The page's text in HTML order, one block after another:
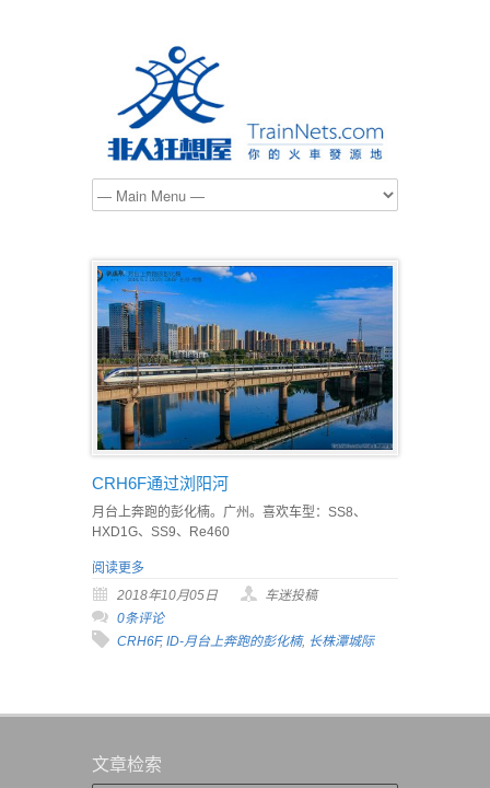
CRH6F通过浏阳河
月台上奔跑的彭化楠。广州。喜欢车型：SS8、
HXD1G、SS9、Re460
阅读更多
2018年10月05日
车迷投稿
0条评论
CRH6F, ID-月台上奔跑的彭化楠, 长株潭城际
文章检索